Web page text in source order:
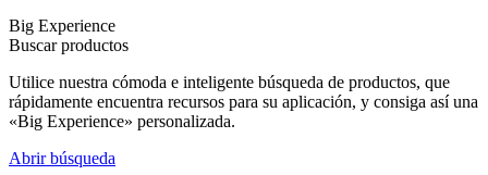
Big Experience
Buscar productos
Utilice nuestra cómoda e inteligente búsqueda de productos, que
rápidamente encuentra recursos para su aplicación, y consiga así una
«Big Experience» personalizada.
Abrir búsqueda